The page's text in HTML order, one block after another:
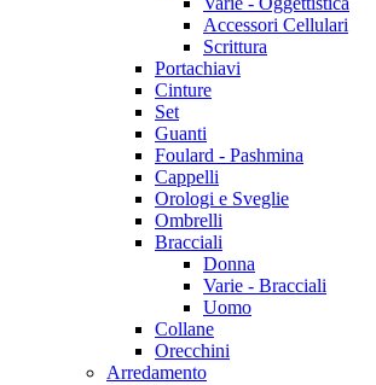
Accessori Cellulari
Scrittura
Portachiavi
Cinture
Set
Guanti
Foulard - Pashmina
Cappelli
Orologi e Sveglie
Ombrelli
Bracciali
Donna
Varie - Bracciali
Uomo
Collane
Orecchini
Arredamento